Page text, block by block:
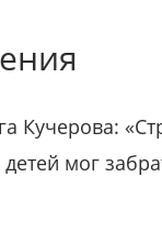
Кучерова:
детей мог